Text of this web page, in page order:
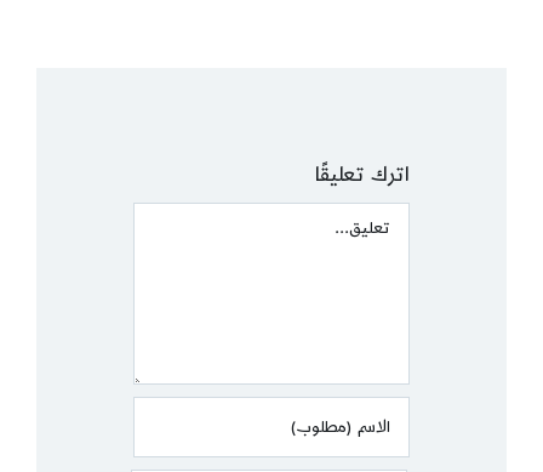
اترك تعليقًا
Comment